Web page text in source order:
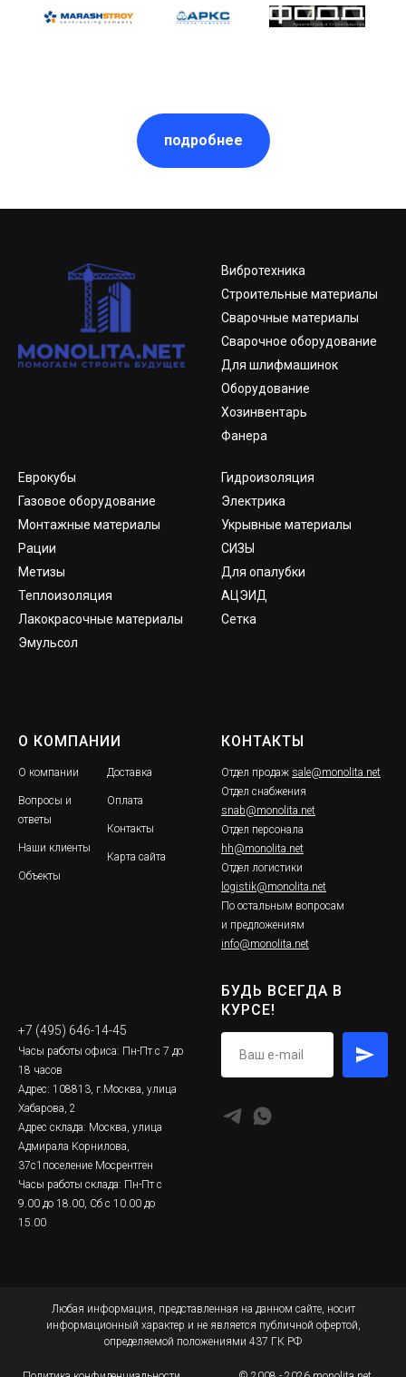
подробнее
Вибротехника
Строительные материалы
Сварочные материалы
Сварочное оборудование
Для шлифмашинок
Оборудование
Хозинвентарь
Фанера
Еврокубы
Газовое оборудование
Монтажные материалы
Рации
Метизы
Теплоизоляция
Лакокрасочные материалы
Эмульсол
Гидроизоляция
Электрика
Укрывные материалы
СИЗЫ
Для опалубки
АЦЭИД
Сетка
О КОМПАНИИ
О компании
Вопросы и
ответы
Наши клиенты
Объекты
Доставка
Оплата
Контакты
Карта сайта
КОНТАКТЫ
Отдел продаж sale@monolita.net
Отдел снабжения
snab@monolita.net
Отдел персонала
hh@monolita.net
Отдел логистики
logistik@monolita.net
По остальным вопросам
и предложениям
info@monolita.net
+7 (495) 646-14-45
Часы работы офиса: Пн-Пт с 7 до
18 часов
Адрес: 108813, г.Москва, улица
Хабарова, 2
Адрес склада: Москва, улица
Адмирала Корнилова,
37с1поселение Мосрентген
Часы работы склада: Пн-Пт с
9.00 до 18.00, Сб с 10.00 до
15.00
БУДЬ ВСЕГДА В
КУРСЕ!
Любая информация, представленная на данном сайте, носит
информационный характер и не является публичной офертой,
определяемой положениями 437 ГК РФ